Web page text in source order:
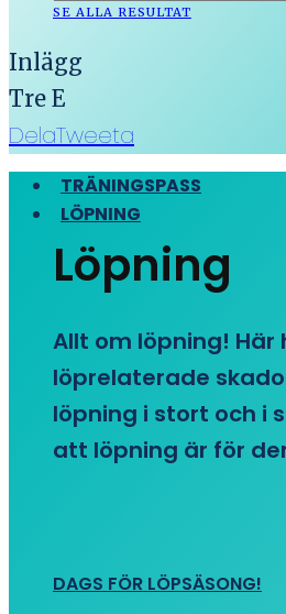
SE ALLA RESULTAT
Inlägg
Tre E
DelaTweeta
TRÄNINGSPASS
LÖPNING
Löpning
Allt om löpning!
löprelaterade
löpning i stort och i
att löpning är för
DAGS FÖR LÖPSÄSONG!